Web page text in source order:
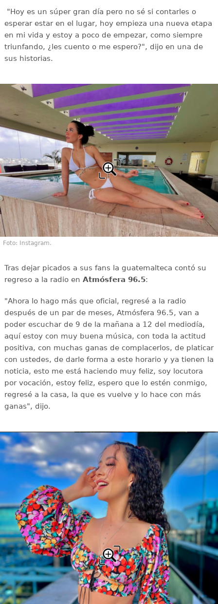
"Hoy es un súper gran día pero no sé si contarles o
esperar estar en el lugar, hoy empieza una nueva etapa
en mi vida y estoy a poco de empezar, como siempre
triunfando, ¿les cuento o me espero?", dijo en una de
sus historias.
Foto: Instagram.
Tras dejar picados a sus fans la guatemalteca contó su
regreso a la radio en Atmósfera 96.5:
"Ahora lo hago más que oficial, regresé a la radio
después de un par de meses, Atmósfera 96.5, van a
poder escuchar de 9 de la mañana a 12 del mediodía,
aquí estoy con muy buena música, con toda la actitud
positiva, con muchas ganas de complacerlos, de platicar
con ustedes, de darle forma a este horario y ya tienen la
noticia, esto me está haciendo muy feliz, soy locutora
por vocación, estoy feliz, espero que lo estén conmigo,
regresé a la casa, la que es vuelve y lo hace con más
ganas", dijo.